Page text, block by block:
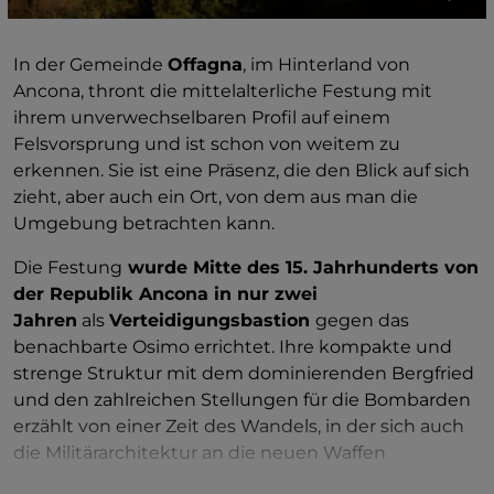
dieser Geschichte.
In der Gemeinde Offagna, im Hinterland von
Ancona, thront die mittelalterliche Festung mit
ihrem unverwechselbaren Profil auf einem
Felsvorsprung und ist schon von weitem zu
erkennen. Sie ist eine Präsenz, die den Blick auf sich
zieht, aber auch ein Ort, von dem aus man die
Umgebung betrachten kann.
Die Festung wurde Mitte des 15. Jahrhunderts von
der Republik Ancona in nur zwei
Jahren als Verteidigungsbastion gegen das
benachbarte Osimo errichtet. Ihre kompakte und
strenge Struktur mit dem dominierenden Bergfried
und den zahlreichen Stellungen für die Bombarden
erzählt von einer Zeit des Wandels, in der sich auch
die Militärarchitektur an die neuen Waffen